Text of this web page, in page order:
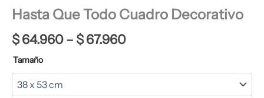
Hasta Que Todo Cuadro Decorativo
$64.960– $67.960
Tamaño